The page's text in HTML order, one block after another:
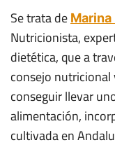
Se trata de
Nutricionista,
dietética, que a
consejo
conseguir llevar
alimentación,
cultivada en